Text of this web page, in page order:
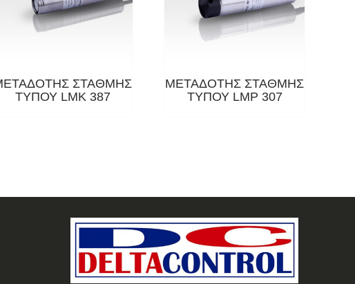
ΣΤΑΘΜΗΣ
ΤΥΠΟΥ LMΚ 387
ΜΕΤΑΔΟΤΗΣ ΣΤΑΘΜΗΣ
ΤΥΠΟΥ LMP 307